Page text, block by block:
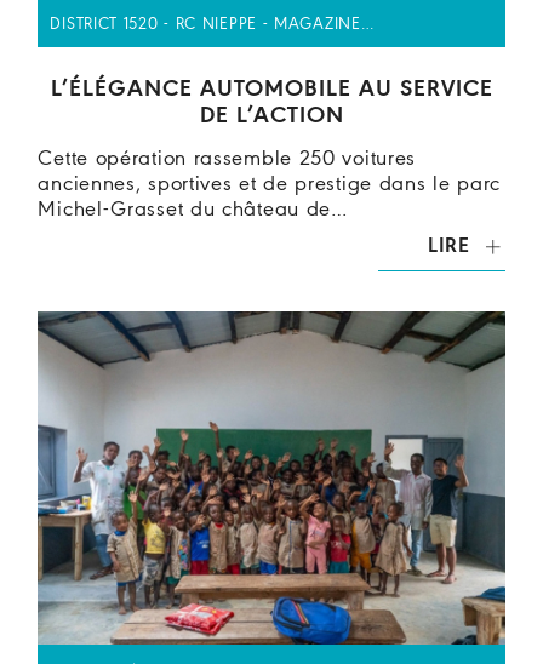
DISTRICT 1520 - RC NIEPPE - MAGAZINE…
L’ÉLÉGANCE AUTOMOBILE AU SERVICE
DE L’ACTION
Cette opération rassemble 250 voitures
anciennes, sportives et de prestige dans le parc
Michel-Grasset du château de…
LIRE